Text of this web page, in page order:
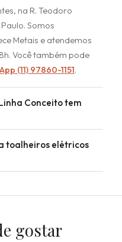
na R. Teodoro
Somos
Metais e atendemos
Você também pode
(11) 97860-1151.
Conceito tem
toalheiros elétricos
gostar